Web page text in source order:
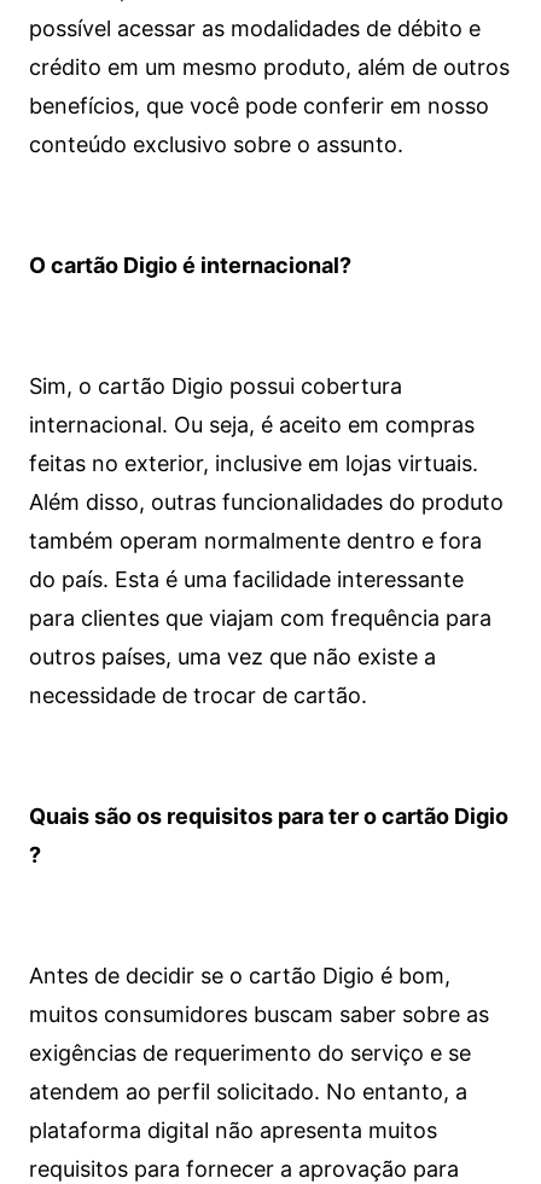
possível acessar as modalidades de débito e
crédito em um mesmo produto, além de outros
benefícios, que você pode conferir em nosso
conteúdo exclusivo sobre o assunto.
O cartão Digio é internacional?
Sim, o cartão Digio possui cobertura
internacional. Ou seja, é aceito em compras
feitas no exterior, inclusive em lojas virtuais.
Além disso, outras funcionalidades do produto
também operam normalmente dentro e fora
do país. Esta é uma facilidade interessante
para clientes que viajam com frequência para
outros países, uma vez que não existe a
necessidade de trocar de cartão.
Quais são os requisitos para ter o cartão Digio
?
Antes de decidir se o cartão Digio é bom,
muitos consumidores buscam saber sobre as
exigências de requerimento do serviço e se
atendem ao perfil solicitado. No entanto, a
plataforma digital não apresenta muitos
requisitos para fornecer a aprovação para